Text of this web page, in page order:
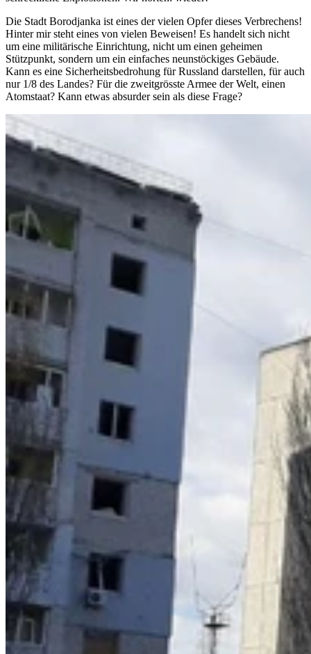
Die Stadt Borodjanka ist eines der vielen Opfer dieses Verbrechens!
Hinter mir steht eines von vielen Beweisen! Es handelt sich nicht
um eine militärische Einrichtung, nicht um einen geheimen
Stützpunkt, sondern um ein einfaches neunstöckiges Gebäude.
Kann es eine Sicherheitsbedrohung für Russland darstellen, für auch
nur 1/8 des Landes? Für die zweitgrösste Armee der Welt, einen
Atomstaat? Kann etwas absurder sein als diese Frage?